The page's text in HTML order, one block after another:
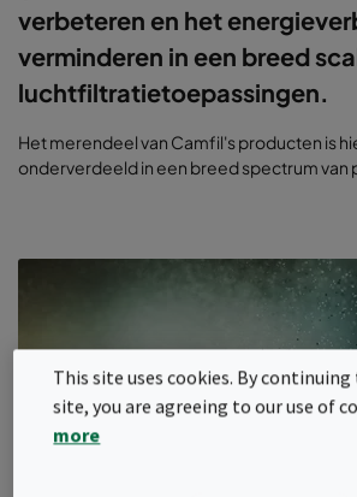
verbeteren en het
verminderen in een breed
luchtfiltratietoepassingen.
Het merendeel van Camfil's producten is
onderverdeeld in een breed spectrum van
This site uses cookies. By
site, you are agreeing to our use of
more